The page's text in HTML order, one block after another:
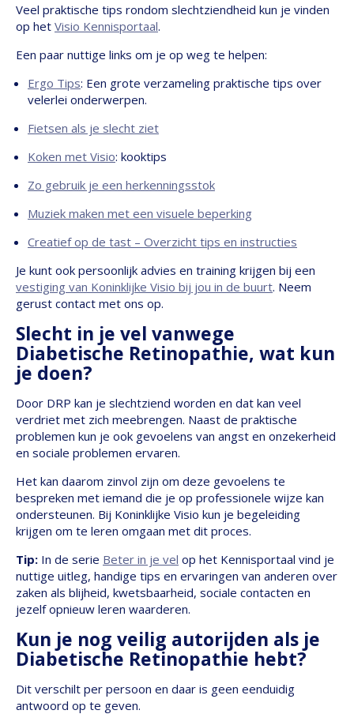
Veel praktische tips rondom slechtziendheid kun je vinden
op het Visio Kennisportaal.
Een paar nuttige links om je op weg te helpen:
Ergo Tips: Een grote verzameling praktische tips over
velerlei onderwerpen.
Fietsen als je slecht ziet
Koken met Visio: kooktips
Zo gebruik je een herkenningsstok
Muziek maken met een visuele beperking
Creatief op de tast – Overzicht tips en instructies
Je kunt ook persoonlijk advies en training krijgen bij een
vestiging van Koninklijke Visio bij jou in de buurt. Neem
gerust contact met ons op.
Slecht in je vel vanwege
Diabetische Retinopathie, wat kun
je doen?
Door DRP kan je slechtziend worden en dat kan veel
verdriet met zich meebrengen. Naast de praktische
problemen kun je ook gevoelens van angst en onzekerheid
en sociale problemen ervaren.
Het kan daarom zinvol zijn om deze gevoelens te
bespreken met iemand die je op professionele wijze kan
ondersteunen. Bij Koninklijke Visio kun je begeleiding
krijgen om te leren omgaan met dit proces.
Tip: In de serie Beter in je vel op het Kennisportaal vind je
nuttige uitleg, handige tips en ervaringen van anderen over
zaken als blijheid, kwetsbaarheid, sociale contacten en
jezelf opnieuw leren waarderen.
Kun je nog veilig autorijden als je
Diabetische Retinopathie hebt?
Dit verschilt per persoon en daar is geen eenduidig
antwoord op te geven.